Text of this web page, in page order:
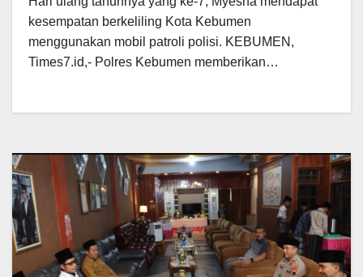
kesempatan berkeliling Kota Kebumen
menggunakan mobil patroli polisi. KEBUMEN,
Times7.id,- Polres Kebumen memberikan…